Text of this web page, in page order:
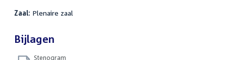
Zaal: Plenaire zaal
Bijlagen
Stenogram